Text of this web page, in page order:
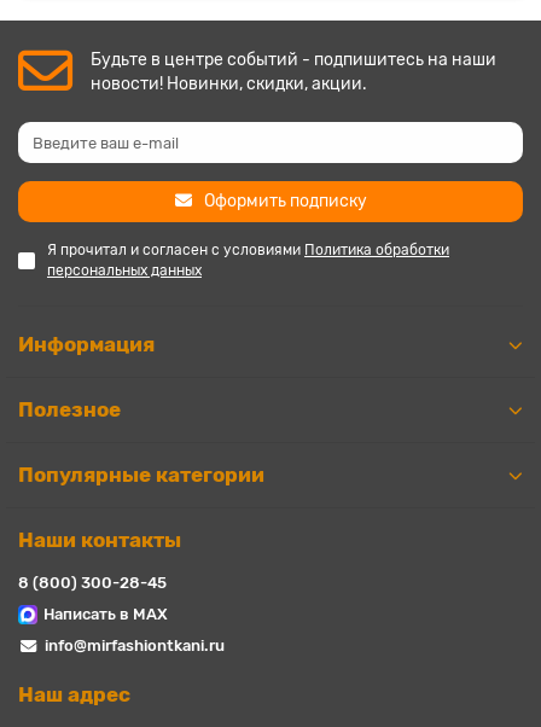
Будьте в центре событий - подпишитесь на наши
новости! Новинки, скидки, акции.
Оформить подписку
Я прочитал и согласен с условиями Политика обработки
персональных данных
Информация
Полезное
Популярные категории
Наши контакты
8 (800) 300-28-45
Написать в MAX
info@mirfashiontkani.ru
Наш адрес